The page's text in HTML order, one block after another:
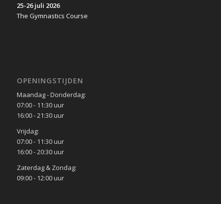
25-26 juli 2026
The Gymnastics Course
OPENINGSTIJDEN
Maandag - Donderdag:
07:00 - 11:30 uur
16:00 - 21:30 uur
Vrijdag:
07:00 - 11:30 uur
16:00 - 20:30 uur
Zaterdag & Zondag:
09:00 - 12:00 uur